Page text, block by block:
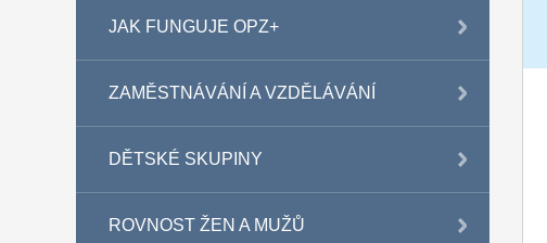
JAK FUNGUJE OPZ+
ZAMĚSTNÁVÁNÍ A VZDĚLÁVÁNÍ
DĚTSKÉ SKUPINY
ROVNOST ŽEN A MUŽŮ